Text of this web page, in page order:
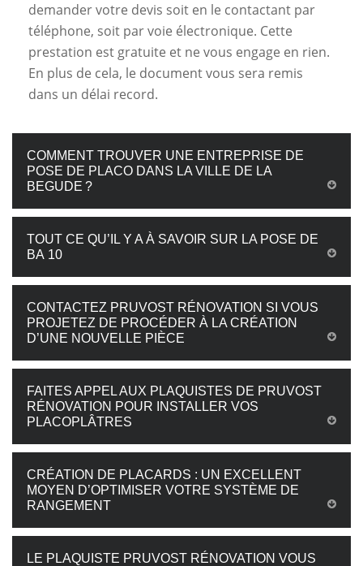
demander votre devis soit en le contactant par
téléphone, soit par voie électronique. Cette
prestation est gratuite et ne vous engage en rien.
En plus de cela, le document vous sera remis
dans un délai record.
COMMENT TROUVER UNE ENTREPRISE DE
POSE DE PLACO DANS LA VILLE DE LA
BEGUDE ?
TOUT CE QU’IL Y A À SAVOIR SUR LA POSE DE
BA 10
CONTACTEZ PRUVOST RÉNOVATION SI VOUS
PROJETEZ DE PROCÉDER À LA CRÉATION
D’UNE NOUVELLE PIÈCE
FAITES APPEL AUX PLAQUISTES DE PRUVOST
RÉNOVATION POUR INSTALLER VOS
PLACOPLÂTRES
CRÉATION DE PLACARDS : UN EXCELLENT
MOYEN D’OPTIMISER VOTRE SYSTÈME DE
RANGEMENT
LE PLAQUISTE PRUVOST RÉNOVATION VOUS